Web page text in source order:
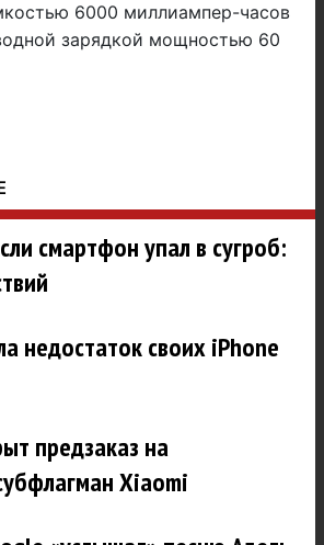
6000 миллиампер-часов
зарядкой мощностью 60
смартфон упал в сугроб:
недостаток своих iPhone
предзаказ на
Xiaomi